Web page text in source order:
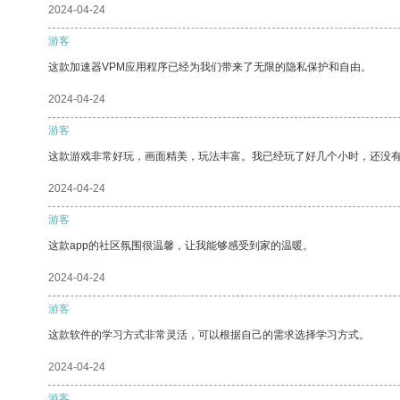
2024-04-24
游客
这款加速器VPM应用程序已经为我们带来了无限的隐私保护和自由。
2024-04-24
游客
这款游戏非常好玩，画面精美，玩法丰富。我已经玩了好几个小时，还没
2024-04-24
游客
这款app的社区氛围很温馨，让我能够感受到家的温暖。
2024-04-24
游客
这款软件的学习方式非常灵活，可以根据自己的需求选择学习方式。
2024-04-24